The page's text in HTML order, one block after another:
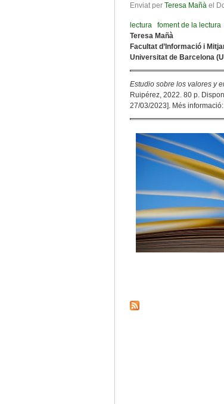
Enviat per Teresa Mañà el
lectura foment de la lectura
Teresa Mañà
Facultat d’Informació i
Universitat de Barcelona
Estudio sobre los valores y
Ruipérez, 2022. 80 p.
27/03/2023]. Més